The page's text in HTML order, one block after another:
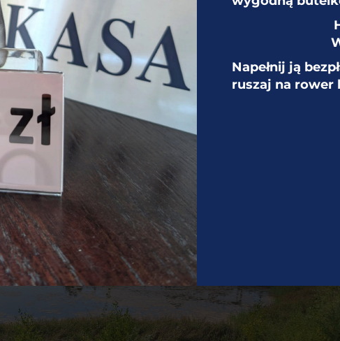
– SOE, położonych na terenie dawnych Zakładów
wraz z projektami planów poprawy stanu środowiska”.
sfinansować m.in. badanie stanu gruntu, wód
odpadów. Przeprowadzona zostanie też analiza
technologia remediacji i rekultywacji tego terenu.
poprawy stanu środowiska (dokumentacja inwestycji).
w artykule:
Miliony na poprawę stanu środowiska na
Napełnij ją
ruszaj na rower